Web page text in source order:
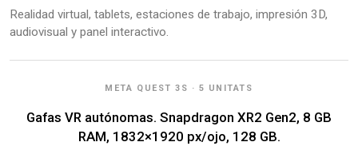
Realidad virtual, tablets, estaciones de trabajo, impresión 3D,
audiovisual y panel interactivo.
META QUEST 3S · 5 UNITATS
Gafas VR autónomas. Snapdragon XR2 Gen2, 8 GB
RAM, 1832×1920 px/ojo, 128 GB.